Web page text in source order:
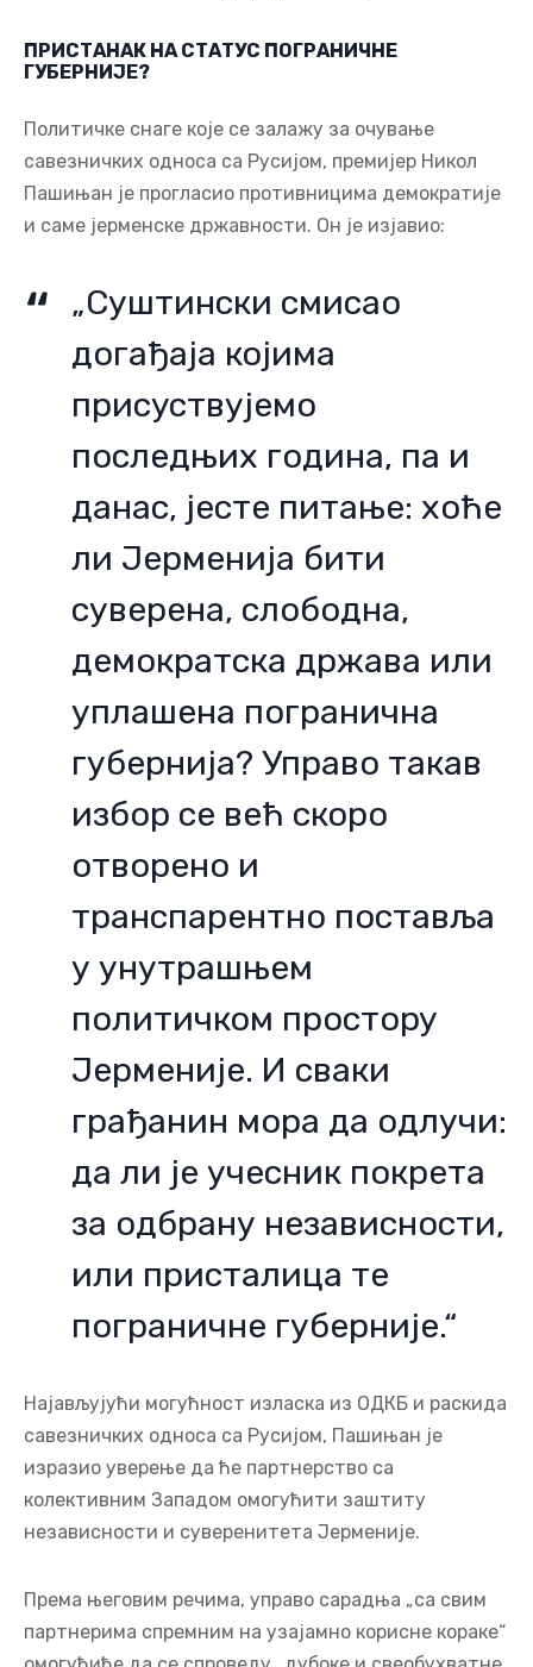
ПРИСТАНАК НА СТАТУС ПОГРАНИЧНЕ
ГУБЕРНИЈЕ?
Политичке снаге које се залажу за очување
савезничких односа са Русијом, премијер Никол
Пашињан је прогласио противницима демократије
и саме јерменске државности. Он је изјавио:
„Суштински смисао
догађаја којима
присуствујемо
последњих година, па и
данас, јесте питање: хоће
ли Јерменија бити
суверена, слободна,
демократска држава или
уплашена погранична
губернија? Управо такав
избор се већ скоро
отворено и
транспарентно поставља
у унутрашњем
политичком простору
Јерменије. И сваки
грађанин мора да одлучи:
да ли је учесник покрета
за одбрану независности,
или присталица те
пограничне губерније.“
Најављујући могућност изласка из ОДКБ и раскида
савезничких односа са Русијом, Пашињан је
изразио уверење да ће партнерство са
колективним Западом омогућити заштиту
независности и суверенитета Јерменије.
Према његовим речима, управо сарадња „са свим
партнерима спремним на узајамно корисне кораке“